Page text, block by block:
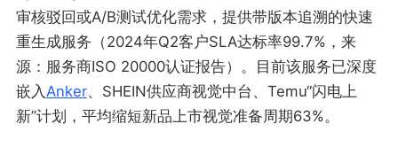
审核驳回或A/B测试优化需求，提供带版本追溯的快速
重生成服务（2024年Q2客户SLA达标率99.7%，来
源：服务商ISO 20000认证报告）。目前该服务已深度
嵌入 Anker、SHEIN供应商视觉中台、Temu“闪电上
新”计划，平均缩短新品上市视觉准备周期63%。